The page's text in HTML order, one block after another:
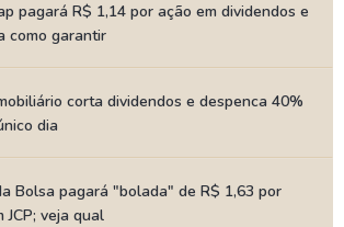
pagará R$ 1,14 por ação em dividendos e
como garantir
corta dividendos e despenca 40%
dia
Bolsa pagará "bolada" de R$ 1,63 por
JCP; veja qual